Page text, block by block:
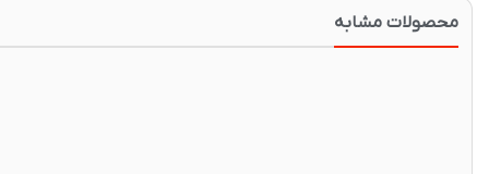
محصولات مشابه